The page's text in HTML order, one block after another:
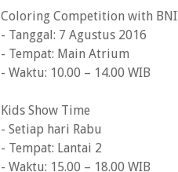
Coloring Competition with BNI
- Tanggal: 7 Agustus 2016
- Tempat: Main Atrium
- Waktu: 10.00 – 14.00 WIB
Kids Show Time
- Setiap hari Rabu
- Tempat: Lantai 2
- Waktu: 15.00 – 18.00 WIB